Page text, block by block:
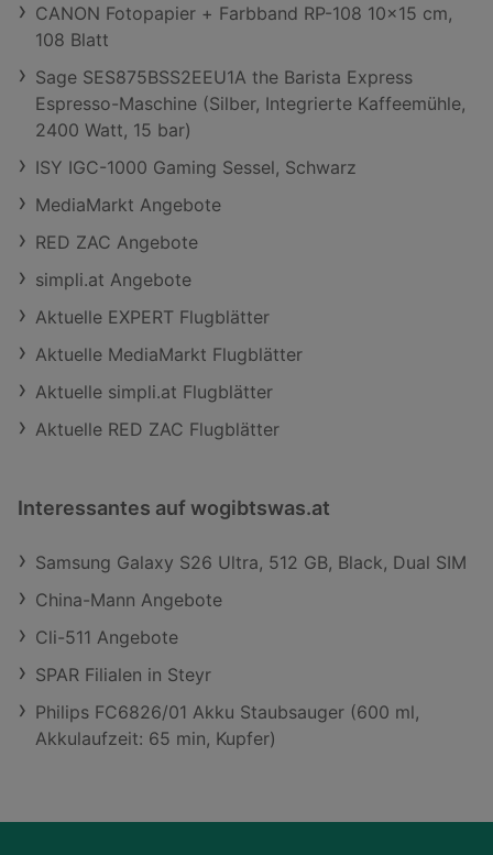
CANON Fotopapier + Farbband RP-108 10x15 cm,
108 Blatt
Sage SES875BSS2EEU1A the Barista Express
Espresso-Maschine (Silber, Integrierte Kaffeemühle,
2400 Watt, 15 bar)
ISY IGC-1000 Gaming Sessel, Schwarz
MediaMarkt Angebote
RED ZAC Angebote
simpli.at Angebote
Aktuelle EXPERT Flugblätter
Aktuelle MediaMarkt Flugblätter
Aktuelle simpli.at Flugblätter
Aktuelle RED ZAC Flugblätter
Interessantes auf wogibtswas.at
Samsung Galaxy S26 Ultra, 512 GB, Black, Dual SIM
China-Mann Angebote
Cli-511 Angebote
SPAR Filialen in Steyr
Philips FC6826/01 Akku Staubsauger (600 ml,
Akkulaufzeit: 65 min, Kupfer)